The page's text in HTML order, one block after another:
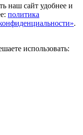
наш сайт удобнее и
политика
.
использовать: